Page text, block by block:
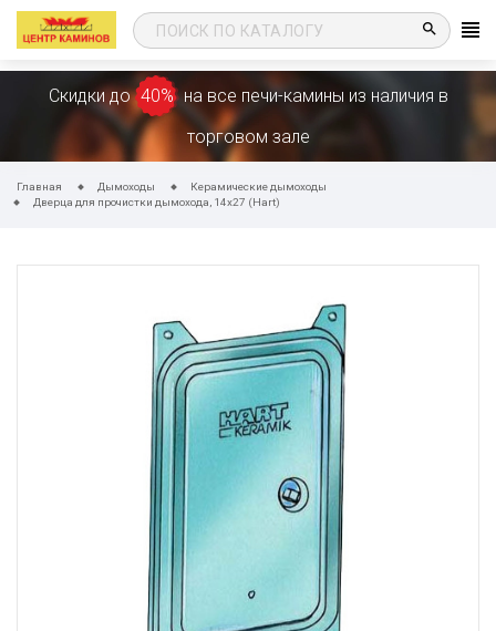
search
Скидки до 40% на все печи-камины из наличия в
торговом зале
Главная Дымоходы
Керамические дымоходы
Дверца для прочистки дымохода, 14х27 (Hart)